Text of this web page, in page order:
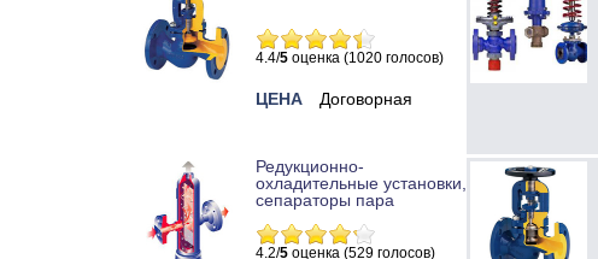
4.4/5 оценка (1020 голосов)
ЦЕНА Договорная
Редукционно-
охладительные установки,
сепараторы пара
4.2/5 оценка (529 голосов)